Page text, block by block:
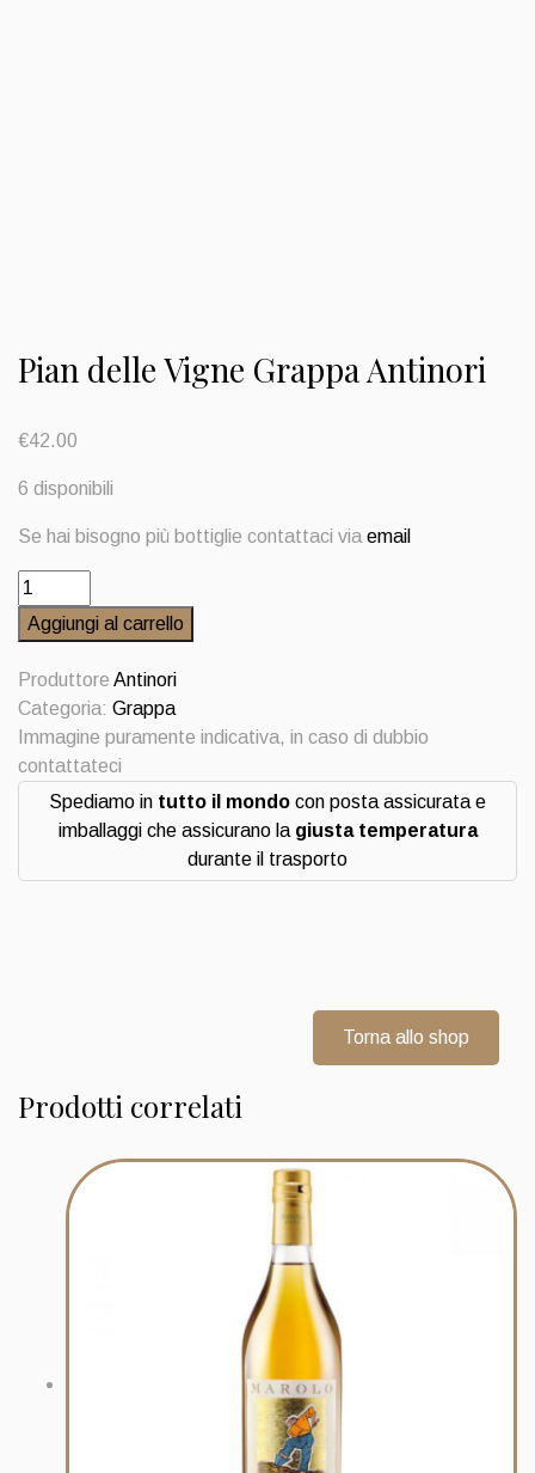
Pian delle Vigne Grappa Antinori
€42.00
6 disponibili
Se hai bisogno più bottiglie contattaci via email
Pian
delle
Vigne
Grappa
Antinori
quantità
Aggiungi al carrello
Produttore Antinori
Categoria: Grappa
Immagine puramente indicativa, in caso di dubbio
contattateci
Spediamo in tutto il mondo con posta assicurata e
imballaggi che assicurano la giusta temperatura
durante il trasporto
Torna allo shop
Prodotti correlati